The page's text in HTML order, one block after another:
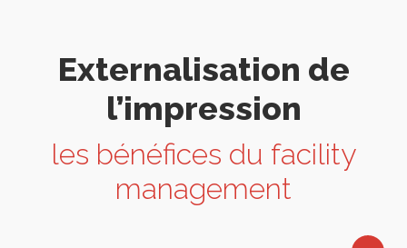
Externalisation de
l’impression
les bénéfices du facility
management